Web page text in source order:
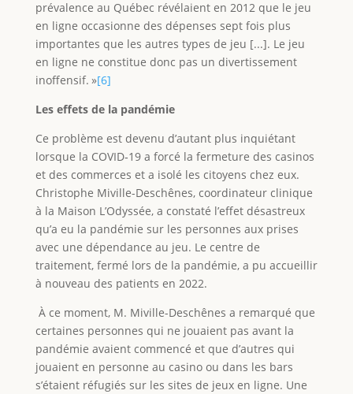
prévalence au Québec révélaient en 2012 que le jeu
en ligne occasionne des dépenses sept fois plus
importantes que les autres types de jeu [...]. Le jeu
en ligne ne constitue donc pas un divertissement
inoffensif. »[6]
Les effets de la pandémie
Ce problème est devenu d’autant plus inquiétant
lorsque la COVID‑19 a forcé la fermeture des casinos
et des commerces et a isolé les citoyens chez eux.
Christophe Miville-Deschênes, coordinateur clinique
à la Maison L’Odyssée, a constaté l’effet désastreux
qu’a eu la pandémie sur les personnes aux prises
avec une dépendance au jeu. Le centre de
traitement, fermé lors de la pandémie, a pu accueillir
à nouveau des patients en 2022.
À ce moment, M. Miville-Deschênes a remarqué que
certaines personnes qui ne jouaient pas avant la
pandémie avaient commencé et que d’autres qui
jouaient en personne au casino ou dans les bars
s’étaient réfugiés sur les sites de jeux en ligne. Une